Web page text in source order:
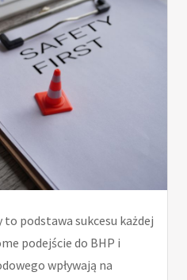
podstawa sukcesu każdej
podejście do BHP i
wpływają na